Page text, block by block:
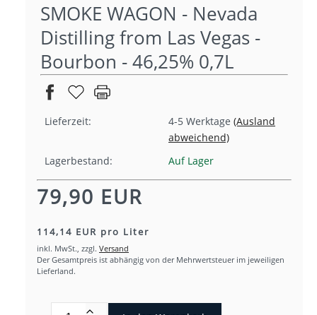
SMOKE WAGON - Nevada
Distilling from Las Vegas -
Bourbon - 46,25% 0,7L
Lieferzeit: 4-5 Werktage (Ausland
abweichend)
Lagerbestand:
Auf Lager
79,90 EUR
114,14 EUR pro Liter
inkl. MwSt., zzgl. Versand
Der Gesamtpreis ist abhängig von der Mehrwertsteuer im jeweiligen
Lieferland.